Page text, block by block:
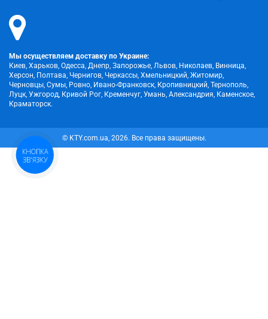
Мы осуществляем доставку по Украине:
Киев, Харьков, Одесса, Днепр, Запорожье, Львов, Николаев, Винница,
Херсон, Полтава, Чернигов, Черкассы, Хмельницкий, Житомир,
Черновцы, Сумы, Ровно, Ивано-Франковск, Кропивницкий, Тернополь,
Луцк, Ужгород, Кривой Рог, Кременчуг, Умань, Александрия, Каменское,
Краматорск.
© KTY.com.ua, 2026. Все права защищены.
КНОПКА
ЗВ'ЯЗКУ